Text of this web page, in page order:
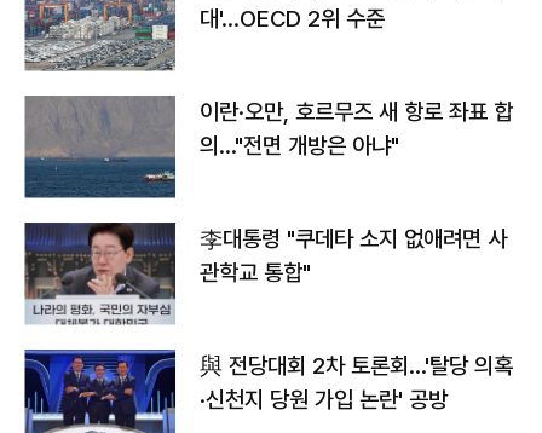
대'…OECD 2위 수준
이란·오만, 호르무즈 새 항로 좌표 합
의…"전면 개방은 아냐"
李대통령 "쿠데타 소지 없애려면 사
관학교 통합"
與 전당대회 2차 토론회…'탈당 의혹
·신천지 당원 가입 논란' 공방